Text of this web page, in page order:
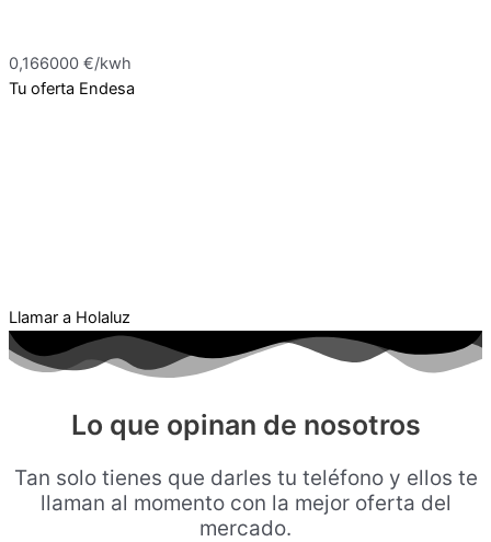
0,166000 €/kwh
Tu oferta Endesa
Llamar a Holaluz
Lo que opinan de nosotros
Tan solo tienes que darles tu teléfono y ellos te
llaman al momento con la mejor oferta del
mercado.